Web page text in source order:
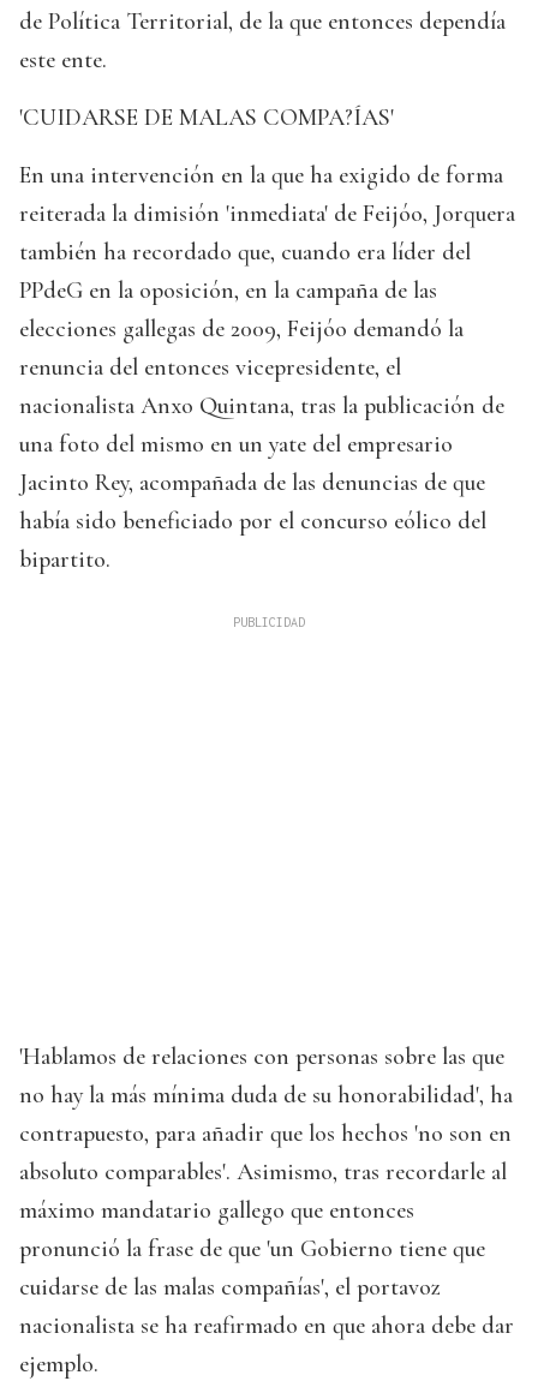
de Política Territorial, de la que entonces dependía
este ente.
'CUIDARSE DE MALAS COMPA?ÍAS'
En una intervención en la que ha exigido de forma
reiterada la dimisión 'inmediata' de Feijóo, Jorquera
también ha recordado que, cuando era líder del
PPdeG en la oposición, en la campaña de las
elecciones gallegas de 2009, Feijóo demandó la
renuncia del entonces vicepresidente, el
nacionalista Anxo Quintana, tras la publicación de
una foto del mismo en un yate del empresario
Jacinto Rey, acompañada de las denuncias de que
había sido beneficiado por el concurso eólico del
bipartito.
'Hablamos de relaciones con personas sobre las que
no hay la más mínima duda de su honorabilidad', ha
contrapuesto, para añadir que los hechos 'no son en
absoluto comparables'. Asimismo, tras recordarle al
máximo mandatario gallego que entonces
pronunció la frase de que 'un Gobierno tiene que
cuidarse de las malas compañías', el portavoz
nacionalista se ha reafirmado en que ahora debe dar
ejemplo.